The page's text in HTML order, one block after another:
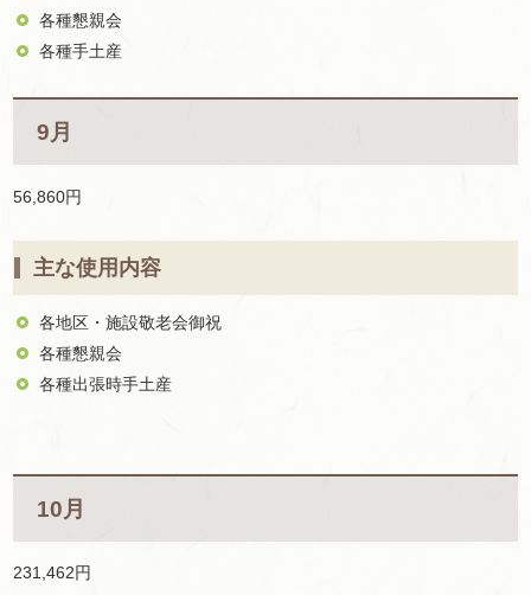
各種懇親会
各種手土産
9月
56,860円
主な使用内容
各地区・施設敬老会御祝
各種懇親会
各種出張時手土産
10月
231,462円